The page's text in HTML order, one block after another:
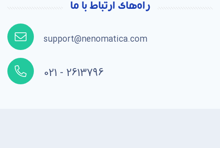
راه‌های ارتباط با ما
support@nenomatica.com
021 - 2613796